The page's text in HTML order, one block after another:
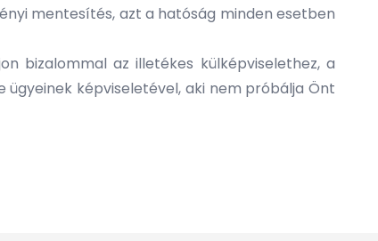
mentesítés, azt a hatóság minden esetben
bizalommal az illetékes külképviselethez, a
képviseletével, aki nem próbálja Önt